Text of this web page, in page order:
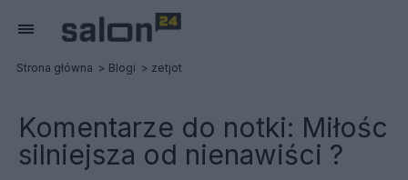
Strona główna Blogi zetjot
Komentarze do notki: Miłośc
silniejsza od nienawiści ?